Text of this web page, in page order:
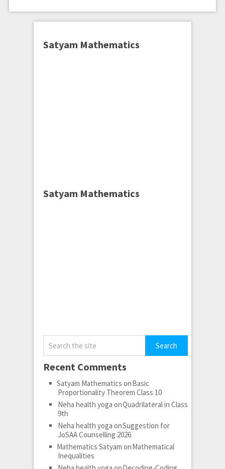
Satyam Mathematics
Satyam Mathematics
Recent Comments
Satyam Mathematics onBasic
Proportionality Theorem Class 10
Neha health yoga onQuadrilateral in Class
9th
Neha health yoga onSuggestion for
JoSAA Counselling 2026
Mathematics Satyam onMathematical
Inequalities